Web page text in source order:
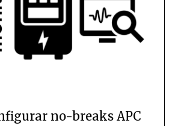
no-breaks APC